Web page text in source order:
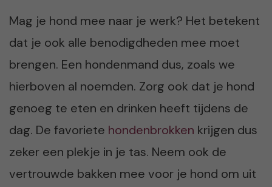
Mag je hond mee naar je werk? Het betekent
dat je ook alle benodigdheden mee moet
brengen. Een hondenmand dus, zoals we
hierboven al noemden. Zorg ook dat je hond
genoeg te eten en drinken heeft tijdens de
dag. De favoriete hondenbrokken krijgen dus
zeker een plekje in je tas. Neem ook de
vertrouwde bakken mee voor je hond om uit